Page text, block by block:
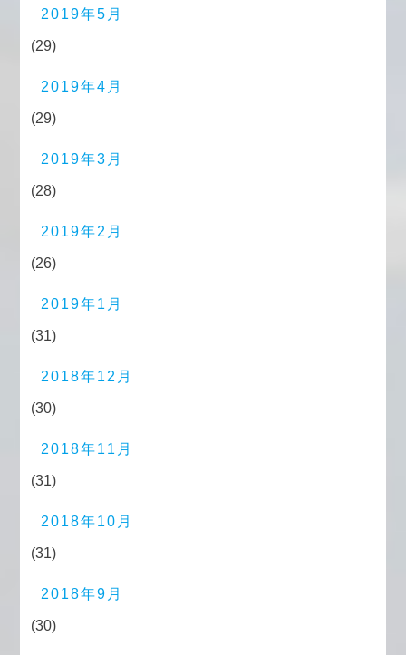
2019年5月
(29)
2019年4月
(29)
2019年3月
(28)
2019年2月
(26)
2019年1月
(31)
2018年12月
(30)
2018年11月
(31)
2018年10月
(31)
2018年9月
(30)